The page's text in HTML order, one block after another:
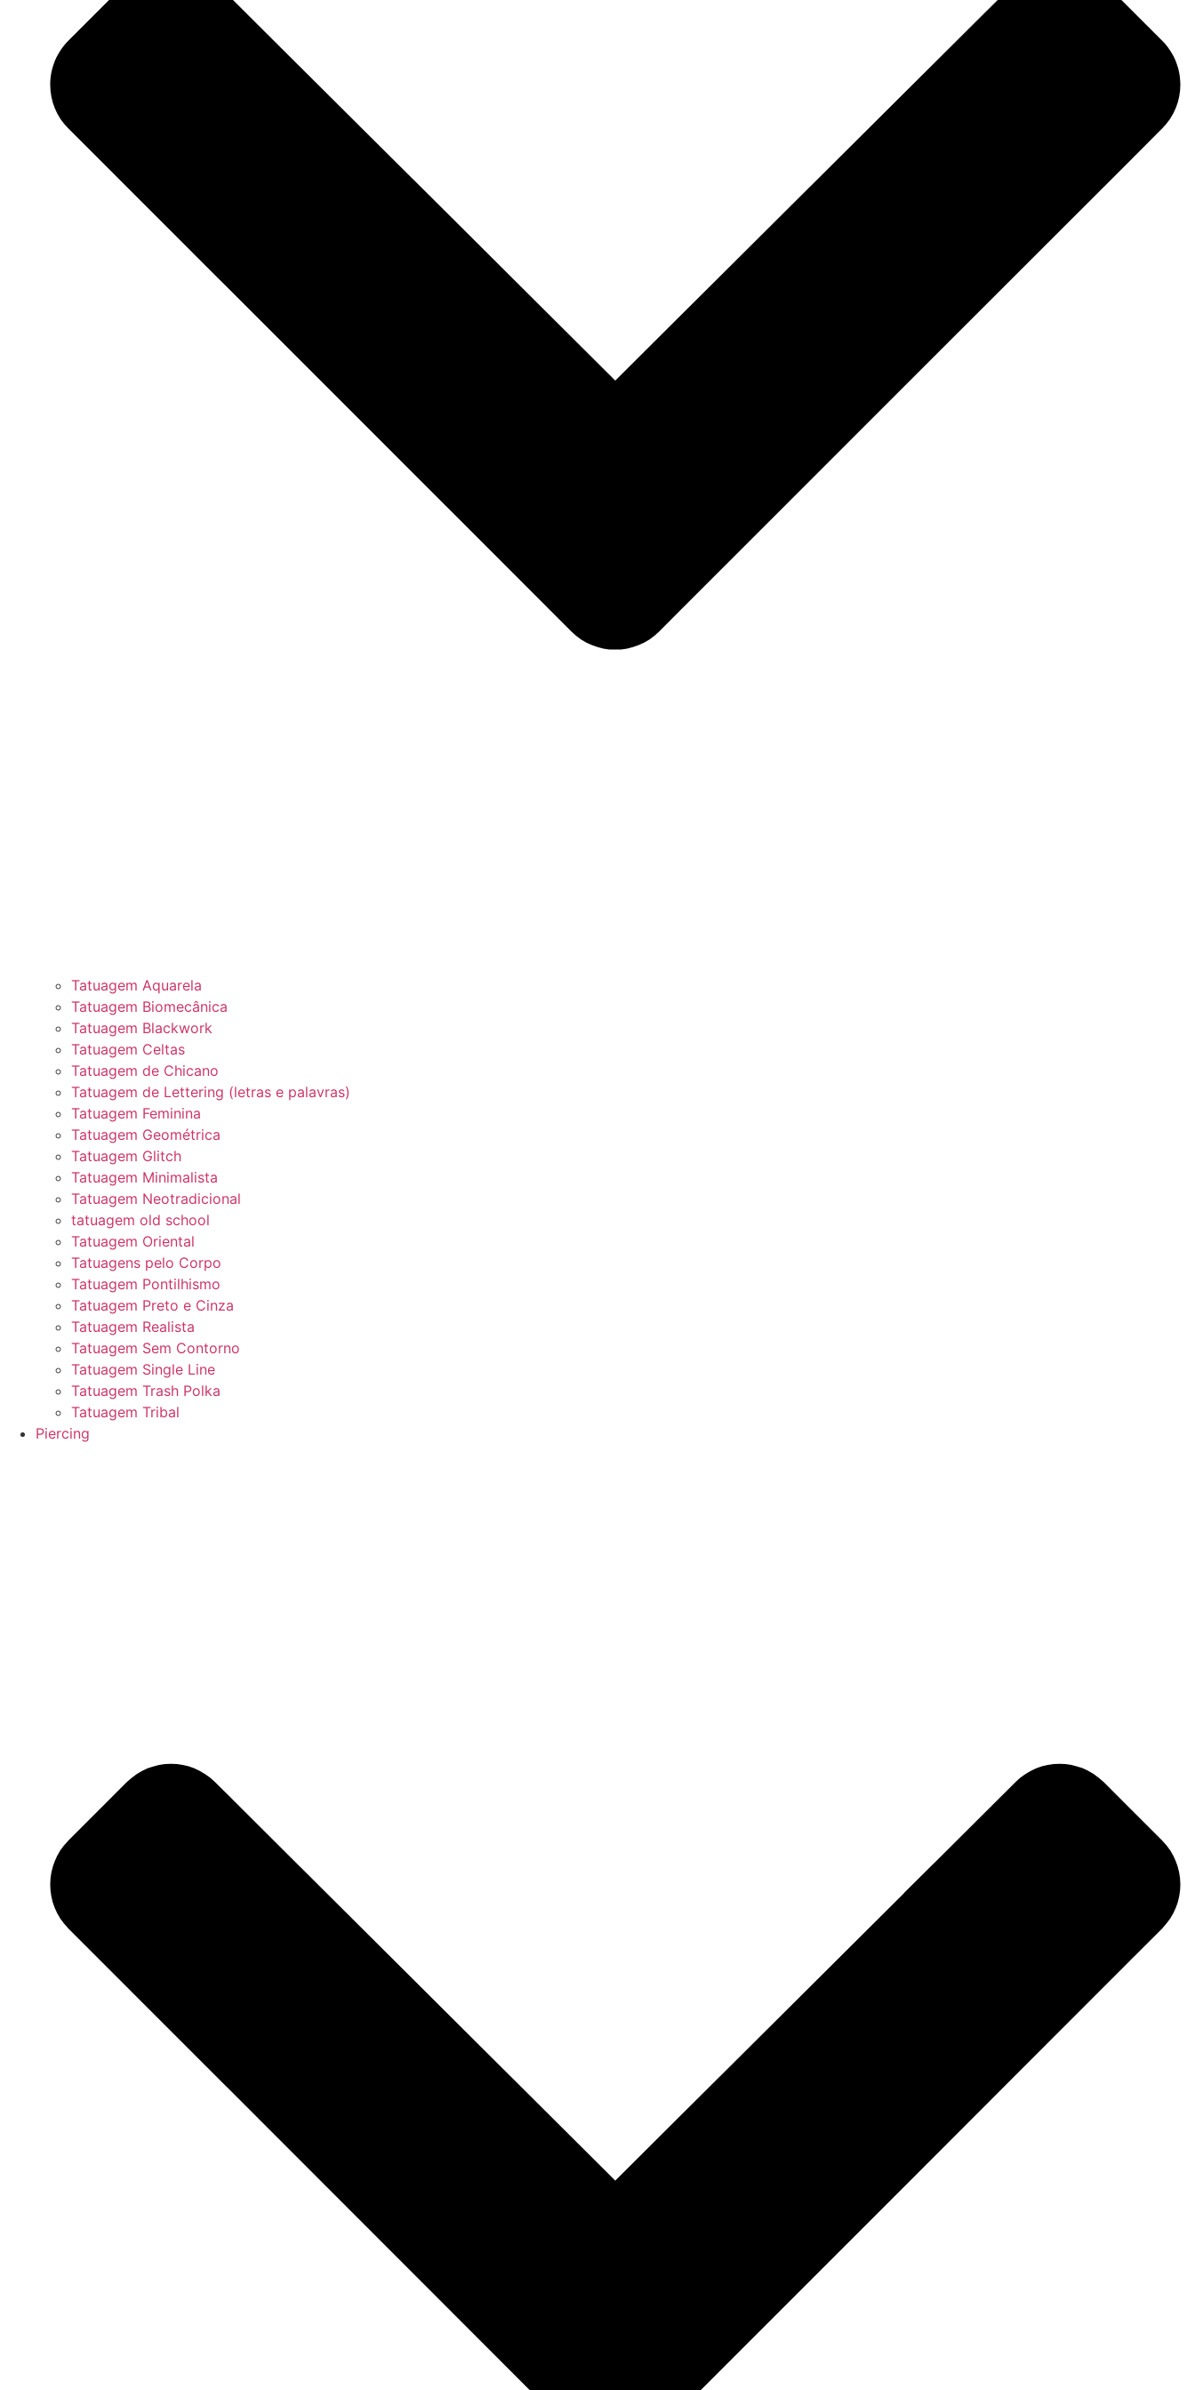
Tatuagem Aquarela
Tatuagem Biomecânica
Tatuagem Blackwork
Tatuagem Celtas
Tatuagem de Chicano
Tatuagem de Lettering (letras e palavras)
Tatuagem Feminina
Tatuagem Geométrica
Tatuagem Glitch
Tatuagem Minimalista
Tatuagem Neotradicional
tatuagem old school
Tatuagem Oriental
Tatuagens pelo Corpo
Tatuagem Pontilhismo
Tatuagem Preto e Cinza
Tatuagem Realista
Tatuagem Sem Contorno
Tatuagem Single Line
Tatuagem Trash Polka
Tatuagem Tribal
Piercing